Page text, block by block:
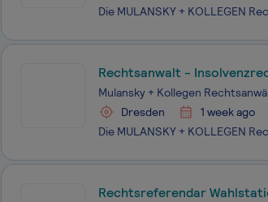
Rechtsanwalt -
Mulansky + Kollegen
Dresden
1 week ago
Rechtsreferendar